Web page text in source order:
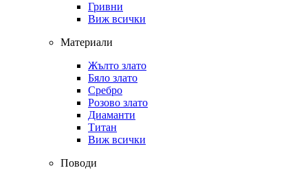
Гривни
Виж всички
Материали
Жълто злато
Бяло злато
Сребро
Розово злато
Диаманти
Титан
Виж всички
Поводи